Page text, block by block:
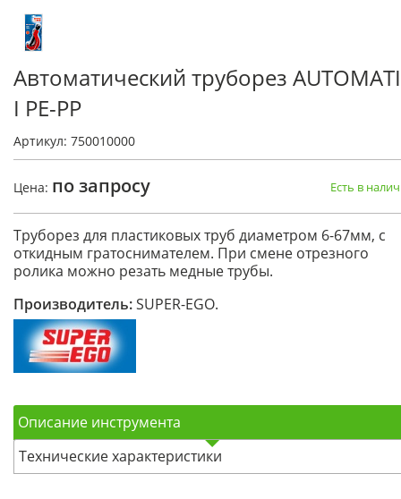
Автоматический труборез
I PE-PP
Артикул: 750010000
Цена: по запросу Есть в
Труборез для пластиковых труб диаметром 6-67мм, с
откидным гратоснимателем. При смене отрезного
ролика можно резать медные трубы.
Производитель:SUPER-EGO.
Описание инструмента
Технические характеристики